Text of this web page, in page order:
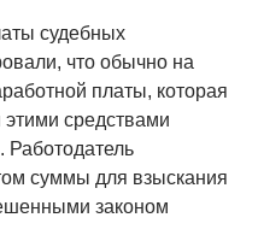
судебных
что обычно на
платы, которая
этими средствами
Работодатель
суммы для взыскания
законом